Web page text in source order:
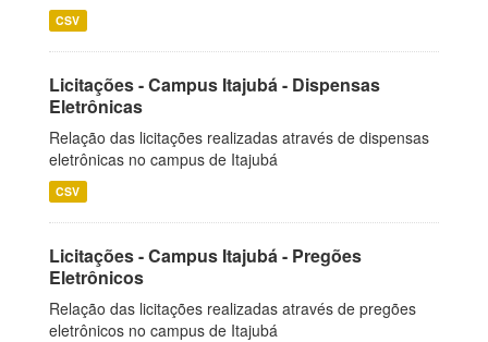
CSV
Licitações - Campus Itajubá - Dispensas
Eletrônicas
Relação das licitações realizadas através de dispensas
eletrônicas no campus de Itajubá
CSV
Licitações - Campus Itajubá - Pregões
Eletrônicos
Relação das licitações realizadas através de pregões
eletrônicos no campus de Itajubá